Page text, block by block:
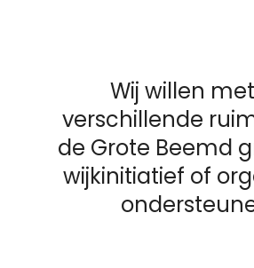
Wij willen
verschillende
de Grote Beemd
wijkinitiatief of